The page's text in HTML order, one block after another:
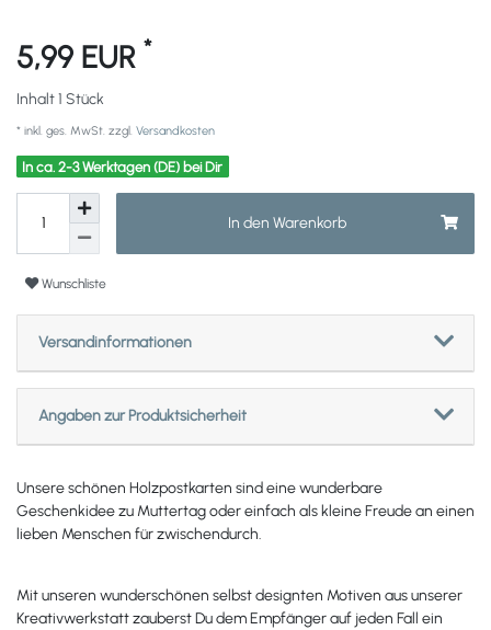
5,99 EUR *
Inhalt1 Stück
* inkl. ges. MwSt. zzgl. Versandkosten
In ca. 2-3 Werktagen (DE) bei Dir
In den Warenkorb
Wunschliste
Versandinformationen
Angaben zur Produktsicherheit
Unsere schönen Holzpostkarten sind eine wunderbare
Geschenkidee zu Muttertag oder einfach als kleine Freude an einen
lieben Menschen für zwischendurch.
Mit unseren wunderschönen selbst designten Motiven aus unserer
Kreativwerkstatt zauberst Du dem Empfänger auf jeden Fall ein